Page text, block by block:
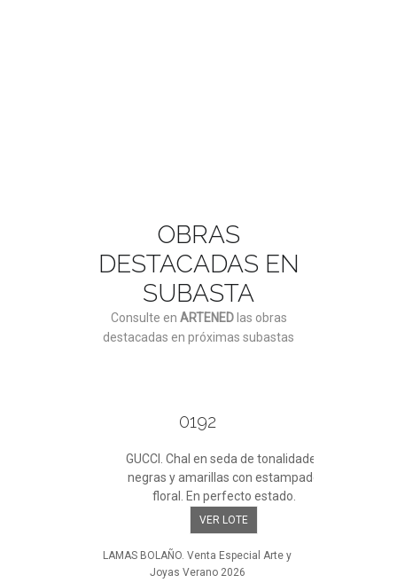
OBRAS
DESTACADAS EN
SUBASTA
Consulte en ARTENEDlas obras
destacadas en próximas subastas
0192
GUCCI. Chal en seda de tonalidades
negras y amarillas con estampado
floral. En perfecto estado.
VER LOTE
LAMAS BOLAÑO. Venta Especial Arte y
Joyas Verano 2026